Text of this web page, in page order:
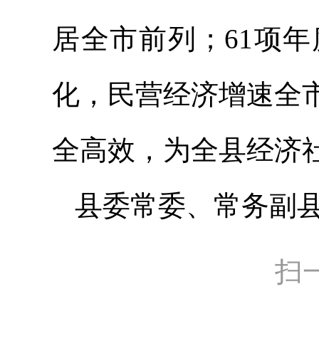
居全市前列；61项
化，民营经济增速全
全高效，为全县经济
县委常委、常务副
扫